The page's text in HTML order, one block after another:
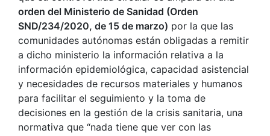
orden del Ministerio de Sanidad (Orden
SND/234/2020, de 15 de marzo) por la que las
comunidades autónomas están obligadas a remitir
a dicho ministerio la información relativa a la
información epidemiológica, capacidad asistencial
y necesidades de recursos materiales y humanos
para facilitar el seguimiento y la toma de
decisiones en la gestión de la crisis sanitaria, una
normativa que “nada tiene que ver con las